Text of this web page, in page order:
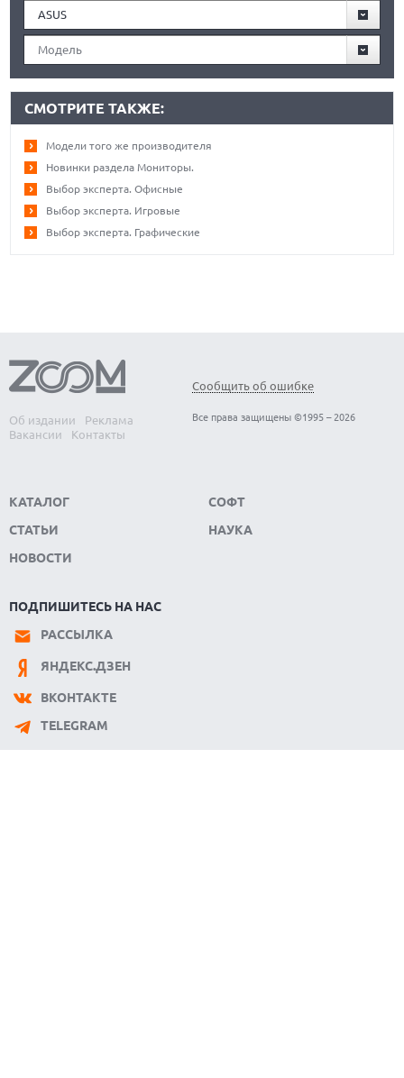
ASUS
Модель
СМОТРИТЕ ТАКЖЕ:
Модели того же производителя
Новинки раздела Мониторы.
Выбор эксперта. Офисные
Выбор эксперта. Игровые
Выбор эксперта. Графические
Об издании
Реклама
Вакансии
Контакты
Сообщить об ошибке
Все права защищены ©1995 – 2026
КАТАЛОГ
СТАТЬИ
НОВОСТИ
СОФТ
НАУКА
ПОДПИШИТЕСЬ НА НАС
РАССЫЛКА
ЯНДЕКС.ДЗЕН
ВКОНТАКТЕ
TELEGRAM